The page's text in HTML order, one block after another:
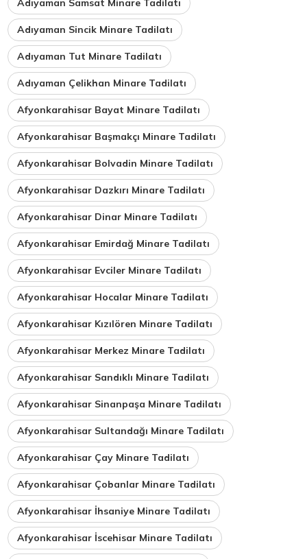
Adıyaman Sincik Minare Tadilatı
Adıyaman Tut Minare Tadilatı
Adıyaman Çelikhan Minare Tadilatı
Afyonkarahisar Bayat Minare Tadilatı
Afyonkarahisar Başmakçı Minare Tadilatı
Afyonkarahisar Bolvadin Minare Tadilatı
Afyonkarahisar Dazkırı Minare Tadilatı
Afyonkarahisar Dinar Minare Tadilatı
Afyonkarahisar Emirdağ Minare Tadilatı
Afyonkarahisar Evciler Minare Tadilatı
Afyonkarahisar Hocalar Minare Tadilatı
Afyonkarahisar Kızılören Minare Tadilatı
Afyonkarahisar Merkez Minare Tadilatı
Afyonkarahisar Sandıklı Minare Tadilatı
Afyonkarahisar Sinanpaşa Minare Tadilatı
Afyonkarahisar Sultandağı Minare Tadilatı
Afyonkarahisar Çay Minare Tadilatı
Afyonkarahisar Çobanlar Minare Tadilatı
Afyonkarahisar İhsaniye Minare Tadilatı
Afyonkarahisar İscehisar Minare Tadilatı